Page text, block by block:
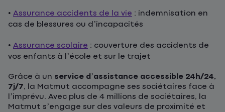
• Assurance accidents de la vie : indemnisation en
cas de blessures ou d’incapacités
• Assurance scolaire : couverture des accidents de
vos enfants à l’école et sur le trajet
Grâce à un service d’assistance accessible 24h/24,
7j/7, la Matmut accompagne ses sociétaires face à
l’imprévu. Avec plus de 4 millions de sociétaires, la
Matmut s’engage sur des valeurs de proximité et